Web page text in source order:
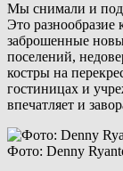
Мы снимали и
Это разнообразие
заброшенные
поселений,
костры на
гостиницах и
впечатляет и
Фото: Denny